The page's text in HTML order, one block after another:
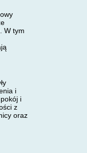
W tym
i
i
z
oraz